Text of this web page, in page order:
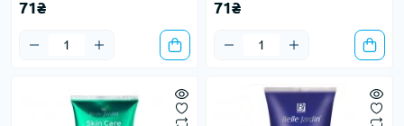
71₴ 71₴